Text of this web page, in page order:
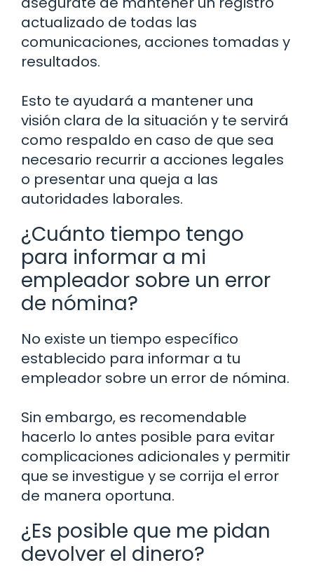
actualizado de todas las
comunicaciones, acciones tomadas y
resultados.
Esto te ayudará a mantener una
visión clara de la situación y te servirá
como respaldo en caso de que sea
necesario recurrir a acciones legales
o presentar una queja a las
autoridades laborales.
¿Cuánto tiempo tengo
para informar a mi
empleador sobre un error
de nómina?
No existe un tiempo específico
establecido para informar a tu
empleador sobre un error de nómina.
Sin embargo, es recomendable
hacerlo lo antes posible para evitar
complicaciones adicionales y permitir
que se investigue y se corrija el error
de manera oportuna.
¿Es posible que me pidan
devolver el dinero?